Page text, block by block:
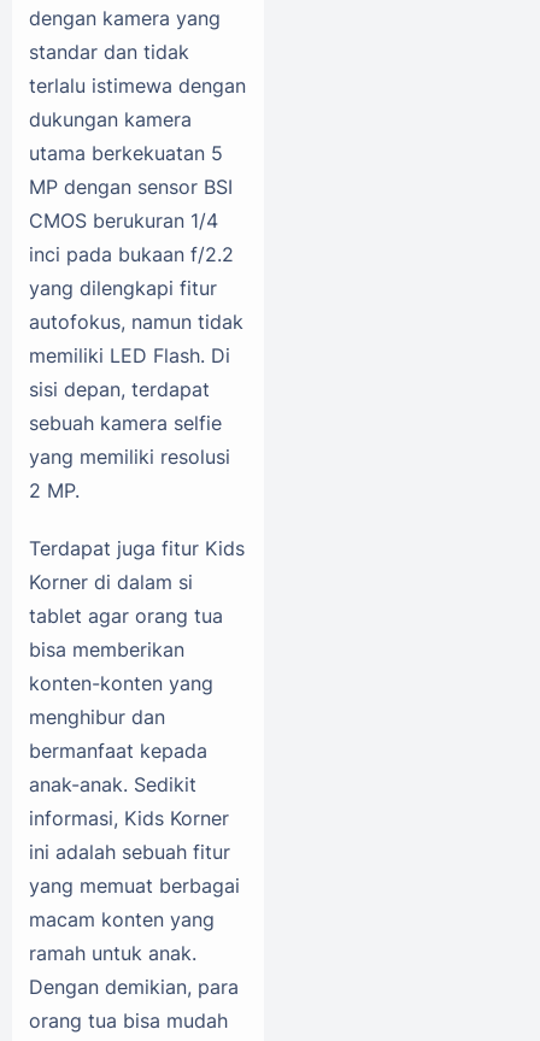
dengan kamera yang
standar dan tidak
terlalu istimewa dengan
dukungan kamera
utama berkekuatan 5
MP dengan sensor BSI
CMOS berukuran 1/4
inci pada bukaan f/2.2
yang dilengkapi fitur
autofokus, namun tidak
memiliki LED Flash. Di
sisi depan, terdapat
sebuah kamera selfie
yang memiliki resolusi
2 MP.
Terdapat juga fitur Kids
Korner di dalam si
tablet agar orang tua
bisa memberikan
konten-konten yang
menghibur dan
bermanfaat kepada
anak-anak. Sedikit
informasi, Kids Korner
ini adalah sebuah fitur
yang memuat berbagai
macam konten yang
ramah untuk anak.
Dengan demikian, para
orang tua bisa mudah